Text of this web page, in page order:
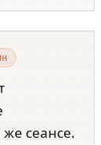
сеансе.